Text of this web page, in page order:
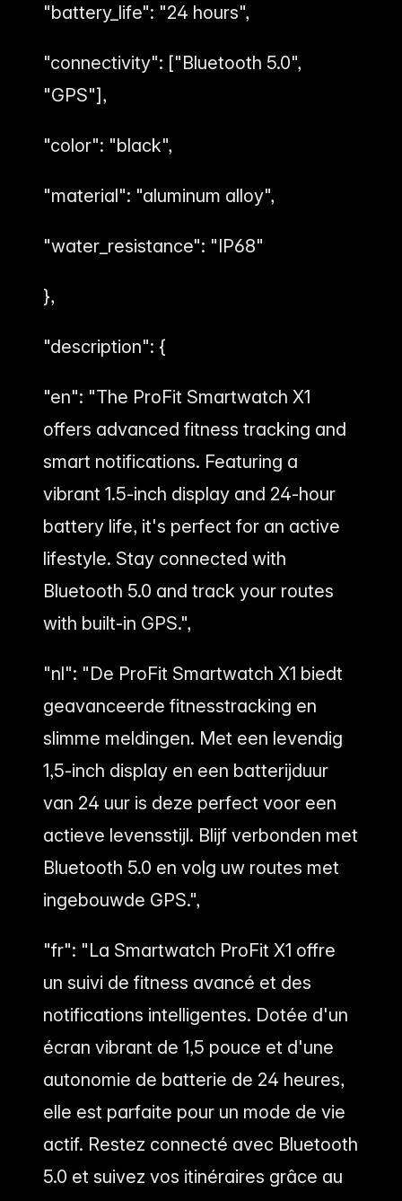
"battery_life": "24 hours",
"connectivity": ["Bluetooth 5.0",
"GPS"],
"color": "black",
"material": "aluminum alloy",
"water_resistance": "IP68"
},
"description": {
"en": "The ProFit Smartwatch X1
offers advanced fitness tracking and
smart notifications. Featuring a
vibrant 1.5-inch display and 24-hour
battery life, it's perfect for an active
lifestyle. Stay connected with
Bluetooth 5.0 and track your routes
with built-in GPS.",
"nl": "De ProFit Smartwatch X1 biedt
geavanceerde fitnesstracking en
slimme meldingen. Met een levendig
1,5-inch display en een batterijduur
van 24 uur is deze perfect voor een
actieve levensstijl. Blijf verbonden met
Bluetooth 5.0 en volg uw routes met
ingebouwde GPS.",
"fr": "La Smartwatch ProFit X1 offre
un suivi de fitness avancé et des
notifications intelligentes. Dotée d'un
écran vibrant de 1,5 pouce et d'une
autonomie de batterie de 24 heures,
elle est parfaite pour un mode de vie
actif. Restez connecté avec Bluetooth
5.0 et suivez vos itinéraires grâce au